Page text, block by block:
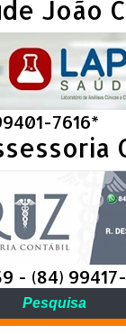
João
7616*
- (84) 99417-
Pesquisa